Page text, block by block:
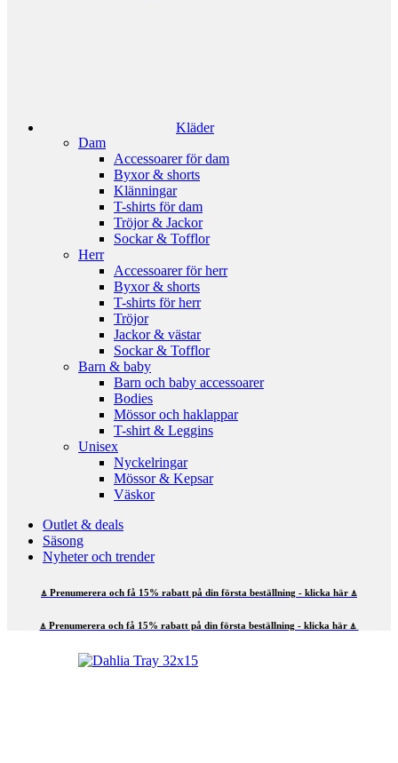
Kläder
Dam
Accessoarer för dam
Byxor & shorts
Klänningar
T-shirts för dam
Tröjor & Jackor
Sockar & Tofflor
Herr
Accessoarer för herr
Byxor & shorts
T-shirts för herr
Tröjor
Jackor & västar
Sockar & Tofflor
Barn & baby
Barn och baby accessoarer
Bodies
Mössor och haklappar
T-shirt & Leggins
Unisex
Nyckelringar
Mössor & Kepsar
Väskor
Outlet & deals
Säsong
Nyheter och trender
⍋ Prenumerera och få 15% rabatt på din första beställning - klicka här ⍋
⍋ Prenumerera och få 15% rabatt på din första beställning - klicka här ⍋